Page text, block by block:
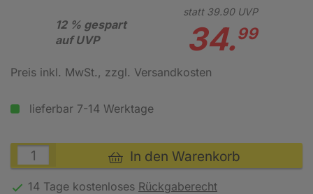
12 % gespart
auf UVP
statt 39.90UVP
34.99
Preis inkl. MwSt., zzgl. Versandkosten
lieferbar 7-14 Werktage
In den Warenkorb
14 Tage kostenloses Rückgaberecht